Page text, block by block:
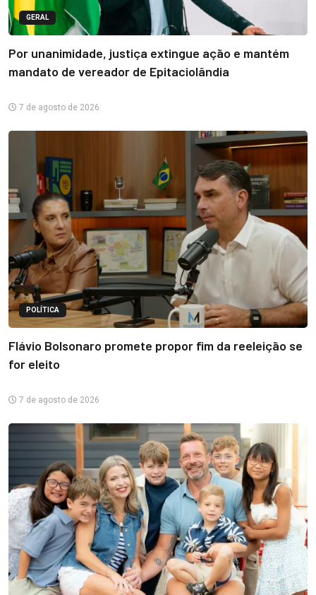
GERAL
Por unanimidade, justiça extingue ação e mantém
mandato de vereador de Epitaciolândia
7 de agosto de 2026
POLÍTICA
Flávio Bolsonaro promete propor fim da reeleição se
for eleito
7 de agosto de 2026